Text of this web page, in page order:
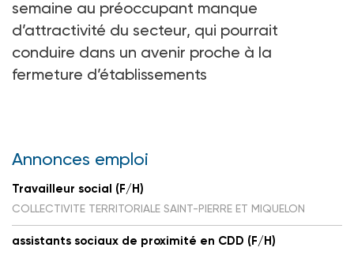
semaine au préoccupant manque
d’attractivité du secteur, qui pourrait
conduire dans un avenir proche à la
fermeture d’établissements
Annonces emploi
Travailleur social (F/H)
COLLECTIVITE TERRITORIALE SAINT-PIERRE ET MIQUELON
assistants sociaux de proximité en CDD (F/H)